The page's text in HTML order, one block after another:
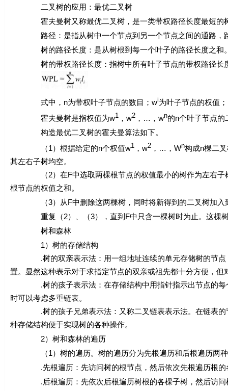
二叉树的应用：最优二叉树
霍夫曼树又称最优二叉树，是一类带权路径长度最短的
路径：是指从树中一个节点到另一个节点之间的通路，路
树的路径长度：是从树根到每一个叶子的路径长度之和。
树的带权路径长度：指树中所有叶子节点的带权路径长
式中， n为带权叶子节点的数目； wi为叶子节点的权值；
霍夫曼树是指权值为w1， w2，…， wn的n个叶子节点的
构造最优二叉树的霍夫曼算法如下。
（1）根据给定的n个权值w1， w2，…， Wn构成n棵二
其左右子树均空。
（2）在F中选取两棵根节点的权值最小的树作为左右
根节点的权值之和。
（3）从F中删除这两棵树，同时将新得到的二叉树加入
重复（2）、（3），直到 F中只含一棵树时为止。这棵
树和森林
1）树的存储结构
.树的双亲表示法：用一组地址连续的单元存储树的节点，
置。显然这种表示对于求指定节点的双亲或祖先都十分方便，
.树的孩子表示法：在存储结构中用指针指示出节点的每个
时可以考虑多重链表。
.树的孩子兄弟表示法：又称二叉链表表示法。在链表的节
种存储结构便于实现树的各种操作。
2）树和森林的遍历
（1）树的遍历。树的遍历分为先根遍历和后根遍历两
.先根遍历：先访问树的根节点，然后依次先根遍历根的各
.后根遍历：先依次后根遍历树根的各棵子树，然后访问树